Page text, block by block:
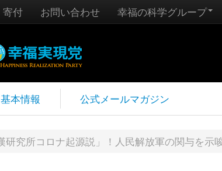
寄付 お問い合わせ 幸福の科学グループ
基本情報 公式メールマガジン
研究所コロナ起源説」！人民解放軍の関与を示